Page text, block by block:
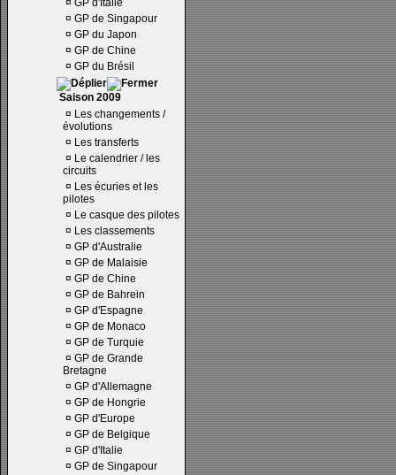
¤ GP d'Italie
¤ GP de Singapour
¤ GP du Japon
¤ GP de Chine
¤ GP du Brésil
Saison 2009
¤ Les changements /
évolutions
¤ Les transferts
¤ Le calendrier / les
circuits
¤ Les écuries et les
pilotes
¤ Le casque des pilotes
¤ Les classements
¤ GP d'Australie
¤ GP de Malaisie
¤ GP de Chine
¤ GP de Bahrein
¤ GP d'Espagne
¤ GP de Monaco
¤ GP de Turquie
¤ GP de Grande
Bretagne
¤ GP d'Allemagne
¤ GP de Hongrie
¤ GP d'Europe
¤ GP de Belgique
¤ GP d'Italie
¤ GP de Singapour